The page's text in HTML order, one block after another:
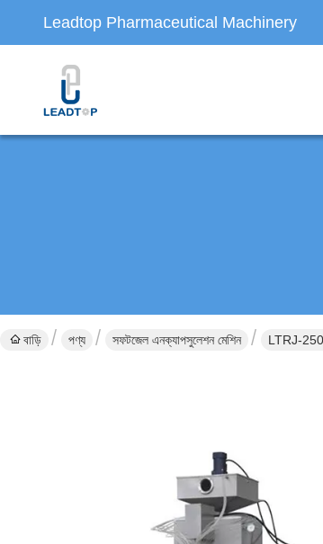
Leadtop Pharmaceutical Machinery
বাড়ি পণ্য সফটজেল এনক্যাপসুলেশন মেশিন LTRJ-250